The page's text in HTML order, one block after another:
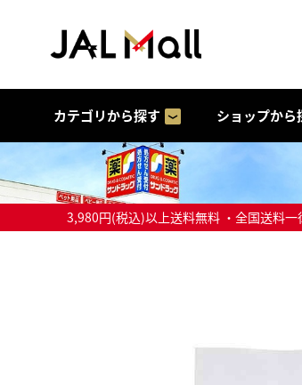
カテゴリから探す ショップから
3,980円(税込)以上送料無料 ・全国送料